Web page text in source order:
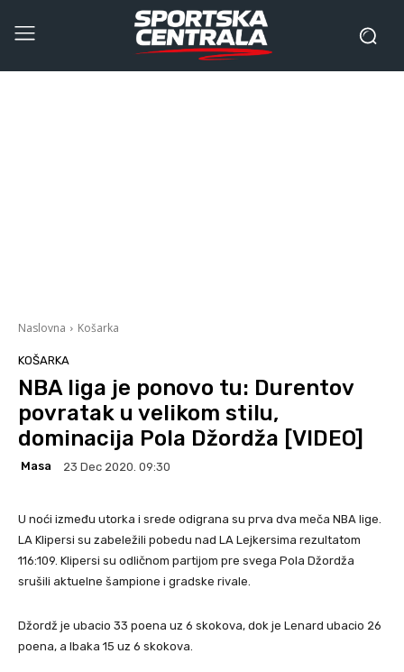
Naslovna Košarka
KOŠARKA
NBA liga je ponovo tu: Durentov
povratak u velikom stilu,
dominacija Pola Džordža [VIDEO]
Masa 23 Dec 2020. 09:30
U noći između utorka i srede odigrana su prva dva meča NBA lige.
LA Klipersi su zabeležili pobedu nad LA Lejkersima rezultatom
116:109. Klipersi su odličnom partijom pre svega Pola Džordža
srušili aktuelne šampione i gradske rivale.
Džordž je ubacio 33 poena uz 6 skokova, dok je Lenard ubacio 26
poena, a Ibaka 15 uz 6 skokova.